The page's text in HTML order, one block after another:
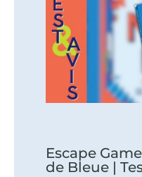
Escape
de Bleue |